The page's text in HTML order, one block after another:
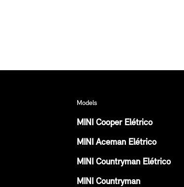
Models
MINI Cooper Elétrico
MINI Aceman Elétrico
MINI Countryman Elétrico
MINI Countryman